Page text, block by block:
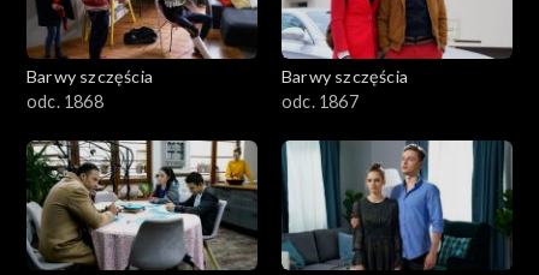
Barwy szczęścia
odc. 1868
Barwy szczęścia
odc. 1867